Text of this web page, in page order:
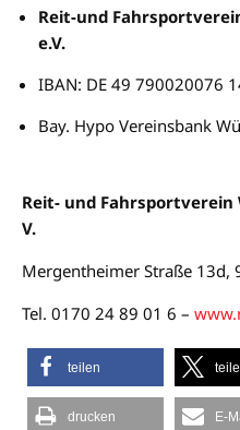
Reit-und
e.V.
IBAN: DE 49 790020076
Bay. Hypo Vereinsbank
Reit- und Fahrsportverein
V.
Mergentheimer Straße 13d,
Tel. 0170 24 89 01 6 –
teilen
drucken E-